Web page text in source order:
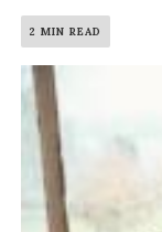
2 MIN READ